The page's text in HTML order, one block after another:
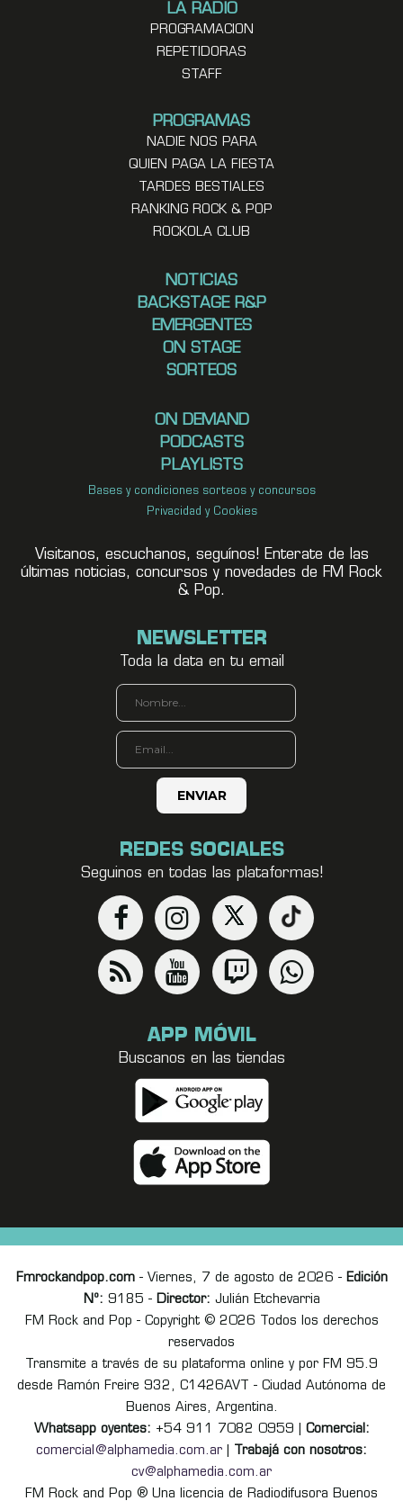
LA RADIO
PROGRAMACION
REPETIDORAS
STAFF
PROGRAMAS
NADIE NOS PARA
QUIEN PAGA LA FIESTA
TARDES BESTIALES
RANKING ROCK & POP
ROCKOLA CLUB
NOTICIAS
BACKSTAGE R&P
EMERGENTES
ON STAGE
SORTEOS
ON DEMAND
PODCASTS
PLAYLISTS
Bases y condiciones sorteos y concursos
Privacidad y Cookies
Visitanos, escuchanos, seguínos! Enterate de las
últimas noticias, concursos y novedades de FM Rock
& Pop.
NEWSLETTER
Toda la data en tu email
REDES SOCIALES
Seguinos en todas las plataformas!
APP MÓVIL
Buscanos en las tiendas
Fmrockandpop.com- Viernes, 7 de agosto de 2026 - Edición
Nº: 9185 - Director: Julián Etchevarria
FM Rock and Pop - Copyright © 2026 Todos los derechos
reservados
Transmite a través de su plataforma online y por FM 95.9
desde Ramón Freire 932, C1426AVT - Ciudad Autónoma de
Buenos Aires, Argentina.
Whatsapp oyentes: +54 911 7082 0959 | Comercial:
comercial@alphamedia.com.ar
Trabajá con nosotros:
cv@alphamedia.com.ar
FM Rock and Pop ® Una licencia de Radiodifusora Buenos